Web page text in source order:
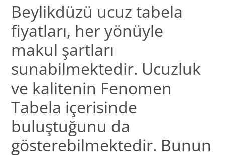
Beylikdüzü ucuz tabela
fiyatları, her yönüyle
makul şartları
sunabilmektedir. Ucuzluk
ve kalitenin Fenomen
Tabela içerisinde
buluştuğunu da
gösterebilmektedir. Bunun